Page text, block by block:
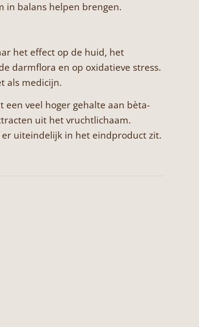
in balans helpen brengen.
het effect op de huid, het
darmflora en op oxidatieve stress.
als medicijn.
veel hoger gehalte aan bèta-
uit het vruchtlichaam.
uiteindelijk in het eindproduct zit.